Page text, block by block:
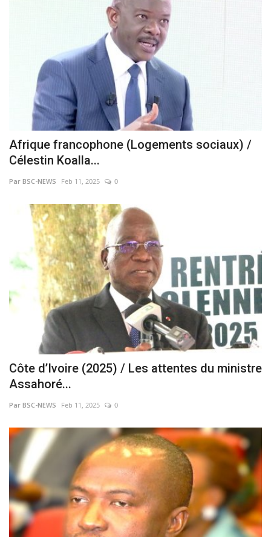
Afrique francophone (Logements sociaux) /
Célestin Koalla...
Par BSC-NEWS Feb 11, 2025 0
Côte d’Ivoire (2025) / Les attentes du ministre
Assahoré...
Par BSC-NEWS Feb 11, 2025 0